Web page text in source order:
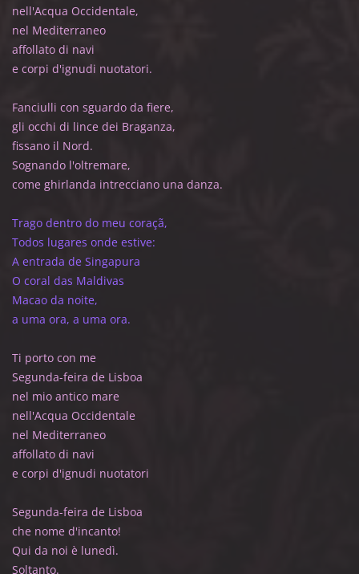
nell'Acqua Occidentale,
nel Mediterraneo
affollato di navi
e corpi d'ignudi nuotatori.
Fanciulli con sguardo da fiere,
gli occhi di lince dei Braganza,
fissano il Nord.
Sognando l'oltremare,
come ghirlanda intrecciano una danza.
Trago dentro do meu coraçã,
Todos lugares onde estive:
A entrada de Singapura
O coral das Maldivas
Macao da noite,
a uma ora, a uma ora.
Ti porto con me
Segunda-feira de Lisboa
nel mio antico mare
nell'Acqua Occidentale
nel Mediterraneo
affollato di navi
e corpi d'ignudi nuotatori
Segunda-feira de Lisboa
che nome d'incanto!
Qui da noi è lunedì.
Soltanto.